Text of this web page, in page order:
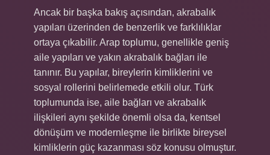
Ancak bir başka bakış açısından, akrabalık
yapıları üzerinden de benzerlik ve farklılıklar
ortaya çıkabilir. Arap toplumu, genellikle geniş
aile yapıları ve yakın akrabalık bağları ile
tanınır. Bu yapılar, bireylerin kimliklerini ve
sosyal rollerini belirlemede etkili olur. Türk
toplumunda ise, aile bağları ve akrabalık
ilişkileri aynı şekilde önemli olsa da, kentsel
dönüşüm ve modernleşme ile birlikte bireysel
kimliklerin güç kazanması söz konusu olmuştur.